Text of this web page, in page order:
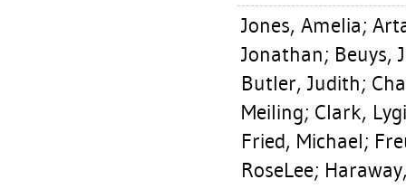
Jones, Amelia;
Jonathan; Beuys,
Butler, Judith;
Meiling; Clark,
Fried, Michael;
RoseLee;